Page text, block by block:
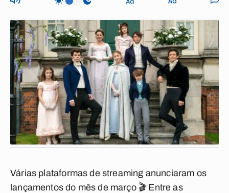
Várias plataformas de streaming anunciaram os
lançamentos do mês de março 🎬 Entre as